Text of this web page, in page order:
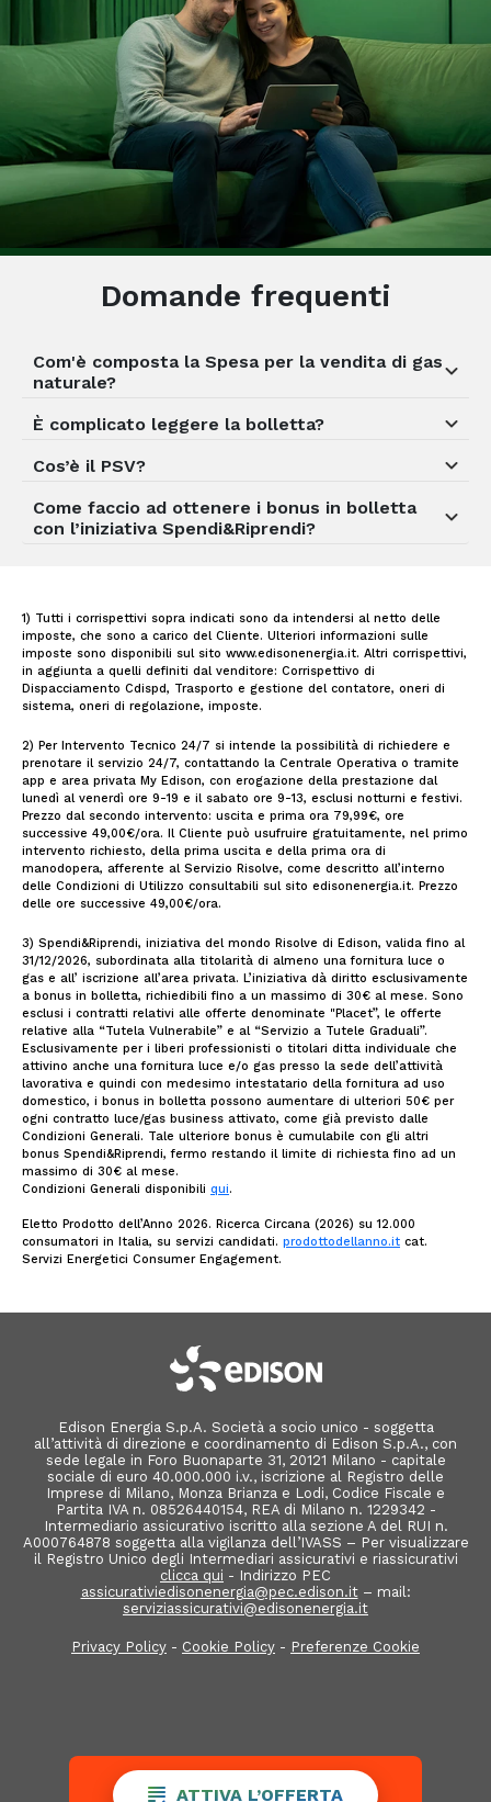
Domande frequenti
Com'è composta la Spesa per la vendita di gas
naturale?
È complicato leggere la bolletta?
Cos’è il PSV?
Come faccio ad ottenere i bonus in bolletta
con l’iniziativa Spendi&Riprendi?
1) Tutti i corrispettivi sopra indicati sono da intendersi al netto delle
imposte, che sono a carico del Cliente. Ulteriori informazioni sulle
imposte sono disponibili sul sito www.edisonenergia.it. Altri corrispettivi,
in aggiunta a quelli definiti dal venditore: Corrispettivo di
Dispacciamento Cdispd, Trasporto e gestione del contatore, oneri di
sistema, oneri di regolazione, imposte.
2) Per Intervento Tecnico 24/7 si intende la possibilità di richiedere e
prenotare il servizio 24/7, contattando la Centrale Operativa o tramite
app e area privata My Edison, con erogazione della prestazione dal
lunedì al venerdì ore 9-19 e il sabato ore 9-13, esclusi notturni e festivi.
Prezzo dal secondo intervento: uscita e prima ora 79,99€, ore
successive 49,00€/ora. Il Cliente può usufruire gratuitamente, nel primo
intervento richiesto, della prima uscita e della prima ora di
manodopera, afferente al Servizio Risolve, come descritto all’interno
delle Condizioni di Utilizzo consultabili sul sito edisonenergia.it. Prezzo
delle ore successive 49,00€/ora.
3) Spendi&Riprendi, iniziativa del mondo Risolve di Edison, valida fino al
31/12/2026, subordinata alla titolarità di almeno una fornitura luce o
gas e all’ iscrizione all’area privata. L’iniziativa dà diritto esclusivamente
a bonus in bolletta, richiedibili fino a un massimo di 30€ al mese. Sono
esclusi i contratti relativi alle offerte denominate "Placet”, le offerte
relative alla “Tutela Vulnerabile” e al “Servizio a Tutele Graduali”.
Esclusivamente per i liberi professionisti o titolari ditta individuale che
attivino anche una fornitura luce e/o gas presso la sede dell’attività
lavorativa e quindi con medesimo intestatario della fornitura ad uso
domestico, i bonus in bolletta possono aumentare di ulteriori 50€ per
ogni contratto luce/gas business attivato, come già previsto dalle
Condizioni Generali. Tale ulteriore bonus è cumulabile con gli altri
bonus Spendi&Riprendi, fermo restando il limite di richiesta fino ad un
massimo di 30€ al mese.
Condizioni Generali disponibili qui.
Eletto Prodotto dell’Anno 2026. Ricerca Circana (2026) su 12.000
consumatori in Italia, su servizi candidati. prodottodellanno.it cat.
Servizi Energetici Consumer Engagement.
Edison Energia S.p.A. Società a socio unico - soggetta
all’attività di direzione e coordinamento di Edison S.p.A., con
sede legale in Foro Buonaparte 31, 20121 Milano - capitale
sociale di euro 40.000.000 i.v., iscrizione al Registro delle
Imprese di Milano, Monza Brianza e Lodi, Codice Fiscale e
Partita IVA n. 08526440154, REA di Milano n. 1229342 -
Intermediario assicurativo iscritto alla sezione A del RUI n.
A000764878 soggetta alla vigilanza dell’IVASS – Per visualizzare
il Registro Unico degli Intermediari assicurativi e riassicurativi
clicca qui - Indirizzo PEC
assicurativiedisonenergia@pec.edison.it– mail:
serviziassicurativi@edisonenergia.it
Privacy Policy - Cookie Policy - Preferenze Cookie
ATTIVA L’OFFERTA